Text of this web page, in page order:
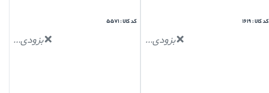
کد کالا : ۱۶۱۹
بزودی...
کد کالا : ۵۵۷۱
بزودی...